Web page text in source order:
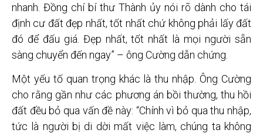
nhanh. Đồng chí bí thư Thành ủy nói rõ dành cho tái
định cư đất đẹp nhất, tốt nhất chứ không phải lấy đất
đó để đấu giá. Đẹp nhất, tốt nhất là mọi người sẵn
sàng chuyển đến ngay” – ông Cường dẫn chứng.
Một yếu tố quan trọng khác là thu nhập. Ông Cường
cho rằng gần như các phương án bồi thường, thu hồi
đất đều bỏ qua vấn đề này: “Chính vì bỏ qua thu nhập,
tức là người bị di dời mất việc làm, chúng ta không